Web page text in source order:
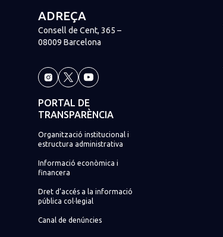
ADREÇA
Consell de Cent, 365 –
08009 Barcelona
PORTAL DE
TRANSPARÈNCIA
Organització institucional i
estructura administrativa
Informació econòmica i
financera
Dret d’accés a la informació
pública col·legial
Canal de denúncies